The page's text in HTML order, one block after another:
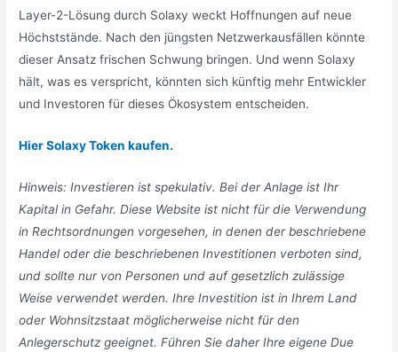
Layer-2-Lösung durch Solaxy weckt Hoffnungen auf neue
Höchststände. Nach den jüngsten Netzwerkausfällen könnte
dieser Ansatz frischen Schwung bringen. Und wenn Solaxy
hält, was es verspricht, könnten sich künftig mehr Entwickler
und Investoren für dieses Ökosystem entscheiden.
Hier Solaxy Token kaufen.
Hinweis: Investieren ist spekulativ. Bei der Anlage ist Ihr
Kapital in Gefahr. Diese Website ist nicht für die Verwendung
in Rechtsordnungen vorgesehen, in denen der beschriebene
Handel oder die beschriebenen Investitionen verboten sind,
und sollte nur von Personen und auf gesetzlich zulässige
Weise verwendet werden. Ihre Investition ist in Ihrem Land
oder Wohnsitzstaat möglicherweise nicht für den
Anlegerschutz geeignet. Führen Sie daher Ihre eigene Due